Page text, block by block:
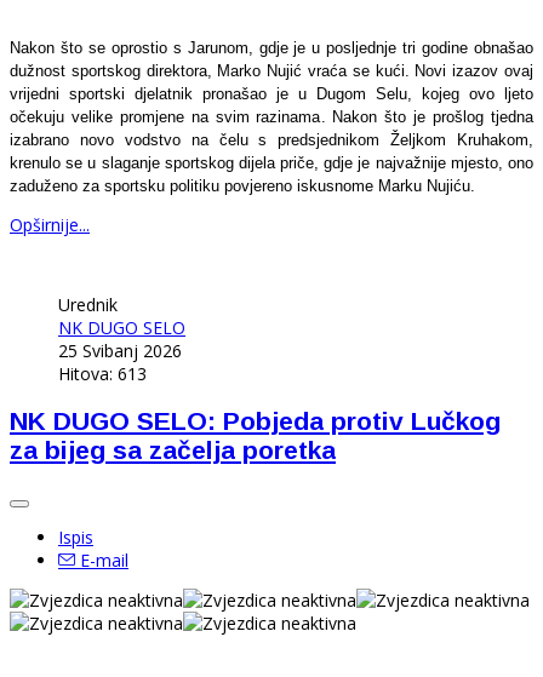
Nakon što se oprostio s Jarunom, gdje je u posljednje tri godine obnašao
dužnost sportskog direktora, Marko Nujić vraća se kući. Novi izazov ovaj
vrijedni sportski djelatnik pronašao je u Dugom Selu, kojeg ovo ljeto
očekuju velike promjene na svim razinama. Nakon što je prošlog tjedna
izabrano novo vodstvo na čelu s predsjednikom Željkom Kruhakom,
krenulo se u slaganje sportskog dijela priče, gdje je najvažnije mjesto, ono
zaduženo za sportsku politiku povjereno iskusnome Marku Nujiću.
Opširnije...
Urednik
NK DUGO SELO
25 Svibanj 2026
Hitova: 613
NK DUGO SELO: Pobjeda protiv Lučkog
za bijeg sa začelja poretka
Ispis
E-mail